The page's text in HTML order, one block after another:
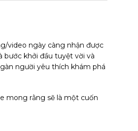
video ngày càng nhận được
khởi đầu tuyệt vời và
người yêu thích khám phá
mong rằng sẽ là một cuốn